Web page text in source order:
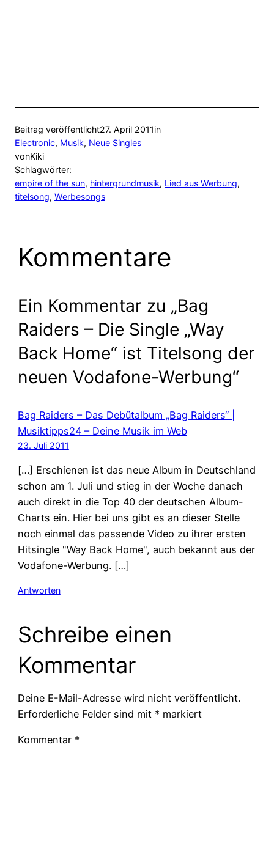
Beitrag veröffentlicht27. April 2011in
Electronic, Musik, Neue Singles
vonKiki
Schlagwörter:
empire of the sun, hintergrundmusik, Lied aus Werbung
titelsong, Werbesongs
Kommentare
Ein Kommentar zu „Bag
Raiders – Die Single „Way
Back Home“ ist Titelsong der
neuen Vodafone-Werbung“
Bag Raiders – Das Debütalbum „Bag Raiders“ |
Musiktipps24 – Deine Musik im Web
23. Juli 2011
[…] Erschienen ist das neue Album in Deutschland
schon am 1. Juli und stieg in der Woche danach
auch direkt in die Top 40 der deutschen Album-
Charts ein. Hier bei uns gibt es an dieser Stelle
noch einmal das passende Video zu ihrer ersten
Hitsingle "Way Back Home", auch bekannt aus der
Vodafone-Werbung. […]
Antworten
Schreibe einen
Kommentar
Deine E-Mail-Adresse wird nicht veröffentlicht.
Erforderliche Felder sind mit * markiert
Kommentar *